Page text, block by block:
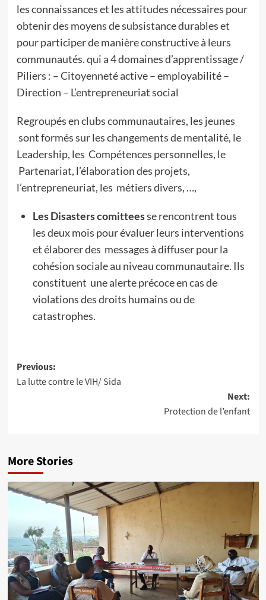
les connaissances et les attitudes nécessaires pour
obtenir des moyens de subsistance durables et
pour participer de manière constructive à leurs
communautés. qui a 4 domaines d’apprentissage /
Piliers : – Citoyenneté active – employabilité –
Direction – L’entrepreneuriat social
Regroupés en clubs communautaires, les jeunes
sont formés sur les changements de mentalité, le
Leadership, les Compétences personnelles, le
Partenariat, l’élaboration des projets,
l’entrepreneuriat, les métiers divers, …,
Les Disasters comitteesse rencontrent tous
les deux mois pour évaluer leurs interventions
et élaborer des messages à diffuser pour la
cohésion sociale au niveau communautaire. Ils
constituent une alerte précoce en cas de
violations des droits humains ou de
catastrophes.
Post
navigation
Previous:
La lutte contre le VIH/ Sida
Next:
Protection de l’enfant
More Stories